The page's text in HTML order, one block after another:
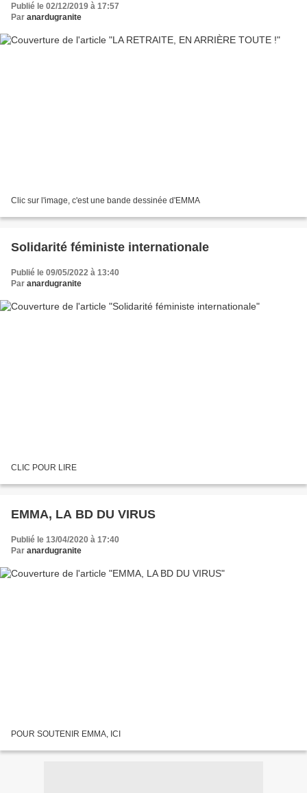
Publié le 02/12/2019 à 17:57
Par anardugranite
Clic sur l'image, c'est une bande dessinée d'EMMA
Solidarité féministe internationale
Publié le 09/05/2022 à 13:40
Par anardugranite
CLIC POUR LIRE
EMMA, LA BD DU VIRUS
Publié le 13/04/2020 à 17:40
Par anardugranite
POUR SOUTENIR EMMA, ICI